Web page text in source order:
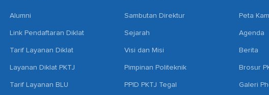
Alumni
Link Pendaftaran Diklat
Tarif Layanan Diklat
Layanan Diklat PKTJ
Tarif Layanan BLU
Sambutan Direktur
Sejarah
Visi dan Misi
Pimpinan Politeknik
PPID PKTJ Tegal
Peta
Agenda
Berita
Brosur
Galeri